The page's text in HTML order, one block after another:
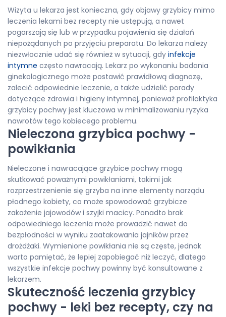
Wizyta u lekarza jest konieczna, gdy objawy grzybicy mimo
leczenia lekami bez recepty nie ustępują, a nawet
pogarszają się lub w przypadku pojawienia się działań
niepożądanych po przyjęciu preparatu. Do lekarza należy
niezwłocznie udać się również w sytuacji, gdy infekcje
intymne często nawracają. Lekarz po wykonaniu badania
ginekologicznego może postawić prawidłową diagnozę,
zalecić odpowiednie leczenie, a także udzielić porady
dotyczące zdrowia i higieny intymnej, ponieważ profilaktyka
grzybicy pochwy jest kluczowa w minimalizowaniu ryzyka
nawrotów tego kobiecego problemu.
Nieleczona grzybica pochwy -
powikłania
Nieleczone i nawracające grzybice pochwy mogą
skutkować poważnymi powikłaniami, takimi jak
rozprzestrzenienie się grzyba na inne elementy narządu
płodnego kobiety, co może spowodować grzybicze
zakażenie jajowodów i szyjki macicy. Ponadto brak
odpowiedniego leczenia może prowadzić nawet do
bezpłodności w wyniku zaatakowania jajników przez
drożdżaki. Wymienione powikłania nie są częste, jednak
warto pamiętać, że lepiej zapobiegać niż leczyć, dlatego
wszystkie infekcje pochwy powinny być konsultowane z
lekarzem.
Skuteczność leczenia grzybicy
pochwy - leki bez recepty, czy na